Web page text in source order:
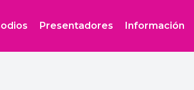
Presentadores Información